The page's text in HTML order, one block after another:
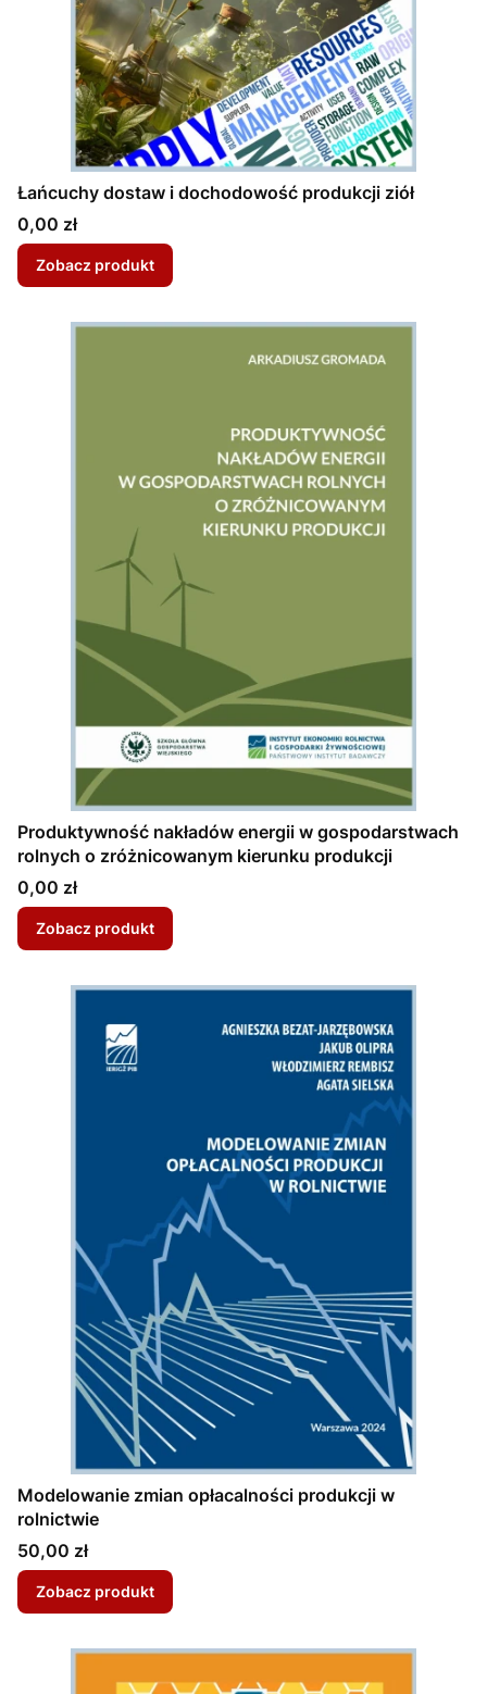
Łańcuchy dostaw i dochodowość produkcji ziół
Cena
0,00 zł
Zobacz produkt
Produktywność nakładów energii w gospodarstwach
rolnych o zróżnicowanym kierunku produkcji
Cena
0,00 zł
Zobacz produkt
Modelowanie zmian opłacalności produkcji w
rolnictwie
Cena
50,00 zł
Zobacz produkt